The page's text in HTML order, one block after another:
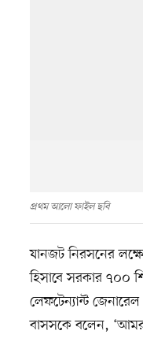
প্রথম আলো ফাইল ছবি
যানজট নিরসনের
হিসাবে সরকার ৭০০
লেফটেন্যান্ট
বাসসকে বলেন, ‘আমরা